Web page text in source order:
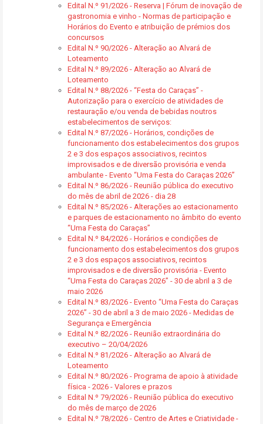
Edital N.º 91/2026 - Reserva | Fórum de inovação de
gastronomia e vinho - Normas de participação e
Horários do Evento e atribuição de prémios dos
concursos
Edital N.º 90/2026 - Alteração ao Alvará de
Loteamento
Edital N.º 89/2026 - Alteração ao Alvará de
Loteamento
Edital N.º 88/2026 - “Festa do Caraças” -
Autorização para o exercício de atividades de
restauração e/ou venda de bebidas noutros
estabelecimentos de serviços:
Edital N.º 87/2026 - Horários, condições de
funcionamento dos estabelecimentos dos grupos
2 e 3 dos espaços associativos, recintos
improvisados e de diversão provisória e venda
ambulante - Evento “Uma Festa do Caraças 2026”
Edital N.º 86/2026 - Reunião pública do executivo
do mês de abril de 2026 - dia 28
Edital N.º 85/2026 - Alterações ao estacionamento
e parques de estacionamento no âmbito do evento
“Uma Festa do Caraças”
Edital N.º 84/2026 - Horários e condições de
funcionamento dos estabelecimentos dos grupos
2 e 3 dos espaços associativos, recintos
improvisados e de diversão provisória - Evento
“Uma Festa do Caraças 2026” - 30 de abril a 3 de
maio 2026
Edital N.º 83/2026 - Evento “Uma Festa do Caraças
2026” - 30 de abril a 3 de maio 2026 - Medidas de
Segurança e Emergência
Edital N.º 82/2026 - Reunião extraordinária do
executivo – 20/04/2026
Edital N.º 81/2026 - Alteração ao Alvará de
Loteamento
Edital N.º 80/2026 - Programa de apoio à atividade
física - 2026 - Valores e prazos
Edital N.º 79/2026 - Reunião pública do executivo
do mês de março de 2026
Edital N.º 78/2026 - Centro de Artes e Criatividade -